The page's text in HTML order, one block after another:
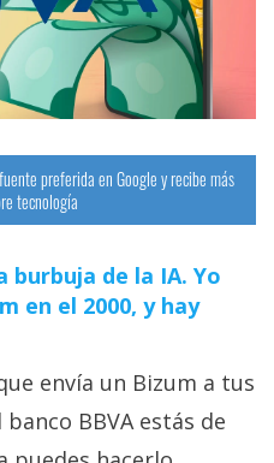
preferida en Google y recibe más
tecnología
burbuja de la IA. Yo
en el 2000, y hay
envía un Bizum a tus
BBVA estás de